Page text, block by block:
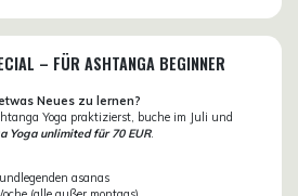
– FÜR ASHTANGA BEGINNER
Neues zu lernen?
Yoga praktizierst, buche im Juli und
Yoga unlimited für 70 EUR.
asanas